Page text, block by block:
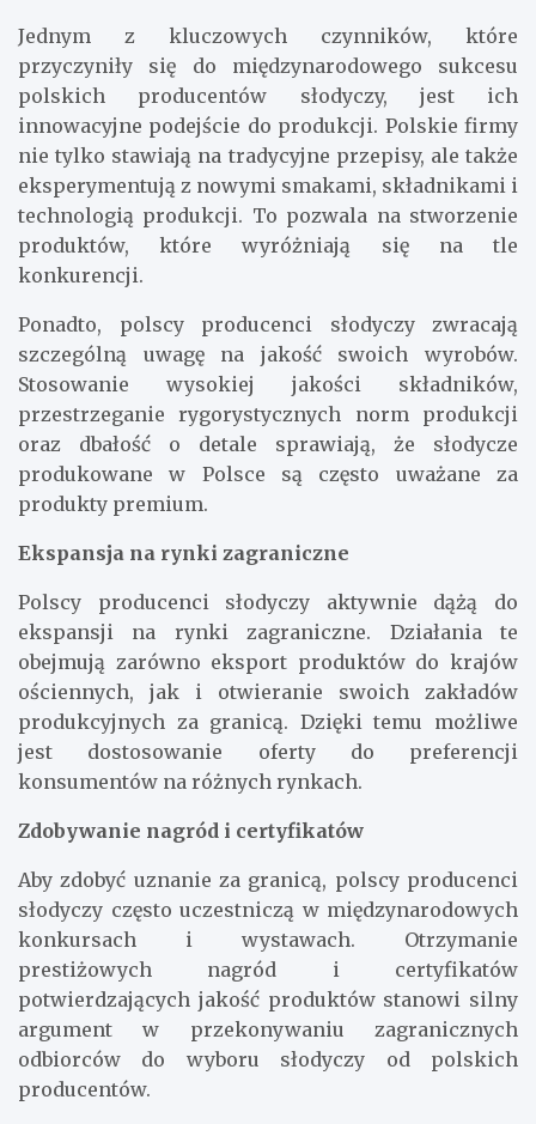
Jednym z kluczowych czynników, które
przyczyniły się do międzynarodowego sukcesu
polskich producentów słodyczy, jest ich
innowacyjne podejście do produkcji. Polskie firmy
nie tylko stawiają na tradycyjne przepisy, ale także
eksperymentują z nowymi smakami, składnikami i
technologią produkcji. To pozwala na stworzenie
produktów, które wyróżniają się na tle
konkurencji.
Ponadto, polscy producenci słodyczy zwracają
szczególną uwagę na jakość swoich wyrobów.
Stosowanie wysokiej jakości składników,
przestrzeganie rygorystycznych norm produkcji
oraz dbałość o detale sprawiają, że słodycze
produkowane w Polsce są często uważane za
produkty premium.
Ekspansja na rynki zagraniczne
Polscy producenci słodyczy aktywnie dążą do
ekspansji na rynki zagraniczne. Działania te
obejmują zarówno eksport produktów do krajów
ościennych, jak i otwieranie swoich zakładów
produkcyjnych za granicą. Dzięki temu możliwe
jest dostosowanie oferty do preferencji
konsumentów na różnych rynkach.
Zdobywanie nagród i certyfikatów
Aby zdobyć uznanie za granicą, polscy producenci
słodyczy często uczestniczą w międzynarodowych
konkursach i wystawach. Otrzymanie
prestiżowych nagród i certyfikatów
potwierdzających jakość produktów stanowi silny
argument w przekonywaniu zagranicznych
odbiorców do wyboru słodyczy od polskich
producentów.